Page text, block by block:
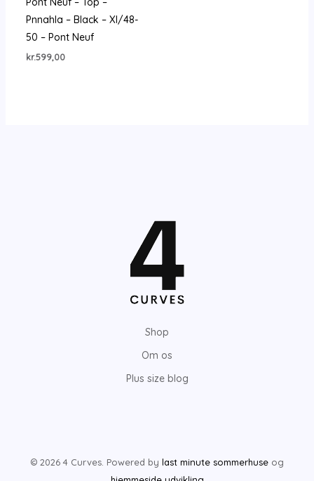
Pnnahla – Black – Xl/48-
50 – Pont Neuf
kr.599,00
Shop
Om os
Plus size blog
© 2026 4 Curves. Powered by last minute sommerhuse og